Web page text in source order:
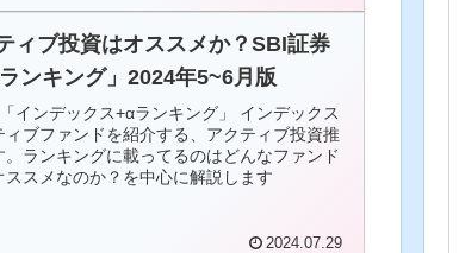
ィブ投資はオススメか？SBI証券
ンキング」2024年5~6月版
インデックス+αランキング」 インデックス
ブファンドを紹介する、アクティブ投資推
ランキングに載ってるのはどんなファンド
スメなのか？を中心に解説します
2024.07.29